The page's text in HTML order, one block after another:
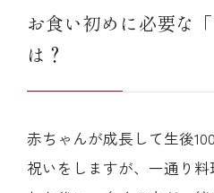
お食い初めに必要な
は？
赤ちゃんが成長して生後
祝いをしますが、一通り